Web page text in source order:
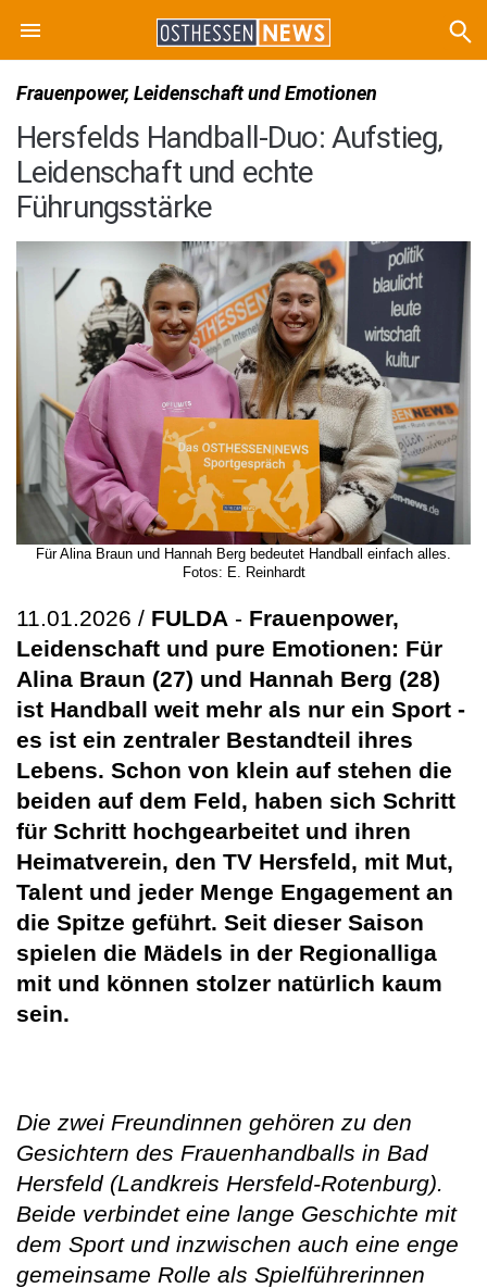
Frauenpower, Leidenschaft und Emotionen
Hersfelds Handball-Duo: Aufstieg,
Leidenschaft und echte
Führungsstärke
Für Alina Braun und Hannah Berg bedeutet Handball einfach alles.
Fotos: E. Reinhardt
11.01.2026 / FULDA - Frauenpower,
Leidenschaft und pure Emotionen: Für
Alina Braun (27) und Hannah Berg (28)
ist Handball weit mehr als nur ein Sport -
es ist ein zentraler Bestandteil ihres
Lebens. Schon von klein auf stehen die
beiden auf dem Feld, haben sich Schritt
für Schritt hochgearbeitet und ihren
Heimatverein, den TV Hersfeld, mit Mut,
Talent und jeder Menge Engagement an
die Spitze geführt. Seit dieser Saison
spielen die Mädels in der Regionalliga
mit und können stolzer natürlich kaum
sein.
Die zwei Freundinnen gehören zu den
Gesichtern des Frauenhandballs in Bad
Hersfeld (Landkreis Hersfeld-Rotenburg).
Beide verbindet eine lange Geschichte mit
dem Sport und inzwischen auch eine enge
gemeinsame Rolle als Spielführerinnen